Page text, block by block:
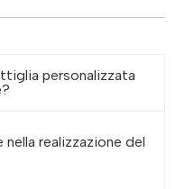
personalizzata
realizzazione del